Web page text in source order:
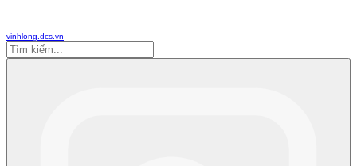
vinhlong.dcs.vn